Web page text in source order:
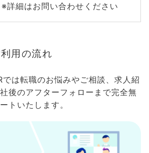
※詳細はお問い合わせください
用の流れ
は転職のお悩みやご相談、求人紹
後のアフターフォローまで完全無
トいたします。